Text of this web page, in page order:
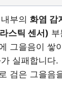
부의 화염 감
스틱 센서)
그을음이 쌓
실패합니다.
검은 그을음